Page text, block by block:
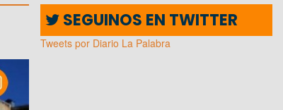
SEGUINOS EN TWITTER
Tweets por Diario La Palabra